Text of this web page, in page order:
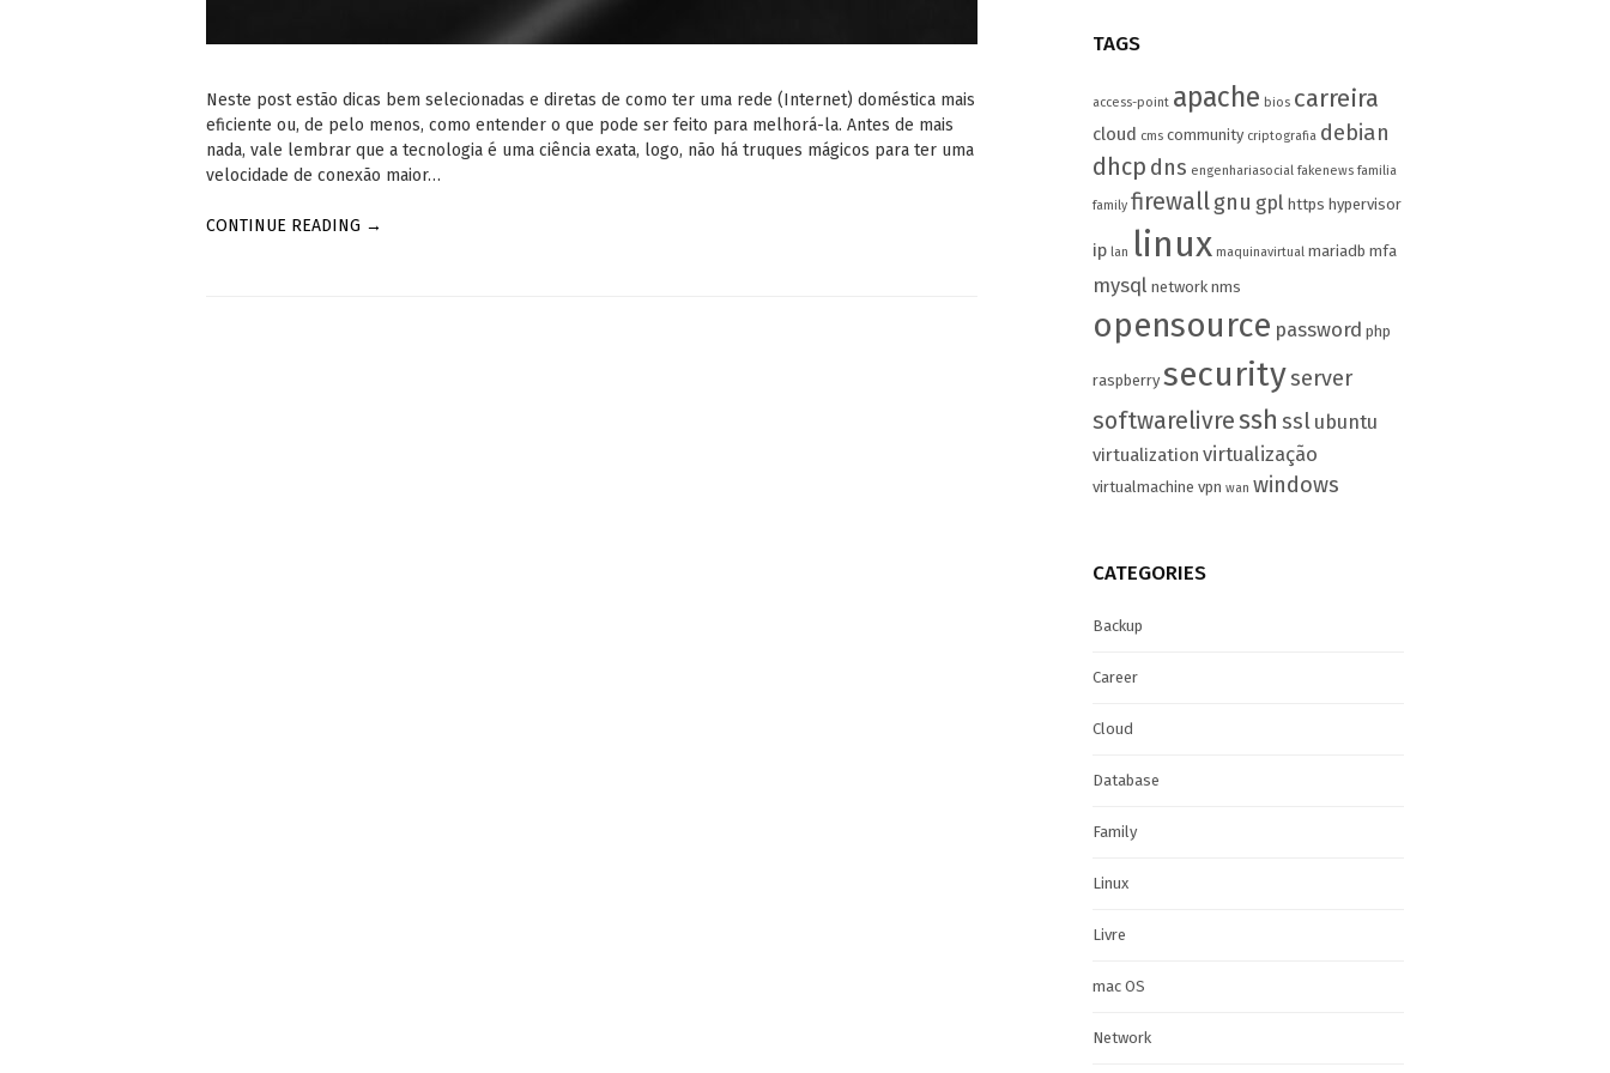
Neste post estão dicas bem selecionadas e diretas de como ter uma rede (Internet) doméstica mais
eficiente ou, de pelo menos, como entender o que pode ser feito para melhorá-la. Antes de mais
nada, vale lembrar que a tecnologia é uma ciência exata, logo, não há truques mágicos para ter uma
velocidade de conexão maior…
CONTINUE READING →
TAGS
access-point apache bios carreira
cloud cms community criptografia debian
dhcp dns engenhariasocial fakenews familia
family firewallgnu gpl https hypervisor
ip lan linux maquinavirtual mariadb mfa
mysql network nms
opensource password php
raspberry securityserver
softwarelivressh ssl ubuntu
virtualization virtualização
virtualmachine vpn wan windows
CATEGORIES
Backup
Career
Cloud
Database
Family
Linux
Livre
mac OS
Network